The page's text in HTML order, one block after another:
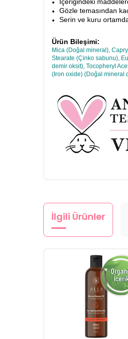
İçeriğindeki
Gözle temasından
Serin ve kuru
Ürün Bileşimi:
Mica (Doğal mineral),
Stearate (Çinko sabunu),
demir oksit), Tocopheryl
(Iron oxide) (Doğal mineral
İlgili Ürünler